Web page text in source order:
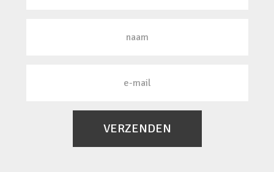
VERZENDEN